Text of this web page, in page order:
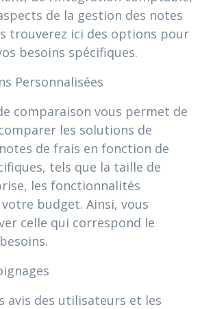
de la gestion des notes
trouverez ici des options pour
besoins spécifiques.
Personnalisées
comparaison vous permet de
les solutions de
de frais en fonction de
tels que la taille de
les fonctionnalités
budget. Ainsi, vous
celle qui correspond le
avis des utilisateurs et les